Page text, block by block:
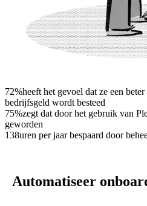
72%heeft het gevoel dat ze een
bedrijfsgeld wordt besteed
75%zegt dat door het gebruik van
geworden
138uren per jaar bespaard door
Automatiseer